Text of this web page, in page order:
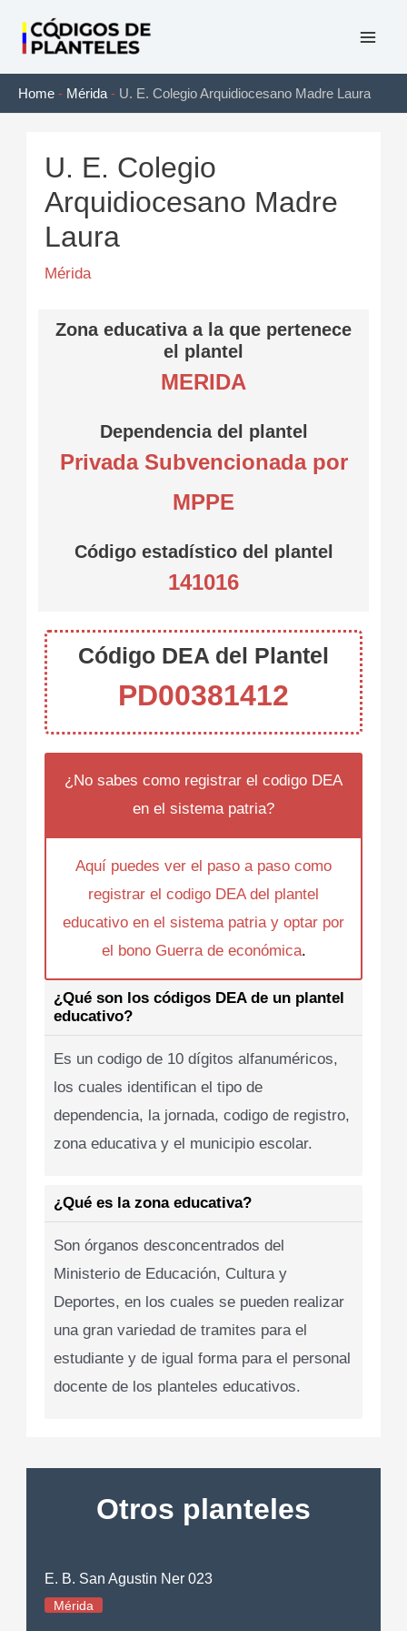
contenido
Home - Mérida - U. E. Colegio Arquidiocesano Madre Laura
U. E. Colegio
Arquidiocesano Madre
Laura
Mérida
Zona educativa a la que pertenece
el plantel
MERIDA
Dependencia del plantel
Privada Subvencionada por
MPPE
Código estadístico del plantel
141016
Código DEA del Plantel
PD00381412
¿No sabes como registrar el codigo DEA
en el sistema patria?
Aquí puedes ver el paso a paso como
registrar el codigo DEA del plantel
educativo en el sistema patria y optar por
el bono Guerra de económica.
¿Qué son los códigos DEA de un plantel
educativo?
Es un codigo de 10 dígitos alfanuméricos,
los cuales identifican el tipo de
dependencia, la jornada, codigo de registro,
zona educativa y el municipio escolar.
¿Qué es la zona educativa?
Son órganos desconcentrados del
Ministerio de Educación, Cultura y
Deportes, en los cuales se pueden realizar
una gran variedad de tramites para el
estudiante y de igual forma para el personal
docente de los planteles educativos.
Otros planteles
E. B. San Agustin Ner 023
Mérida